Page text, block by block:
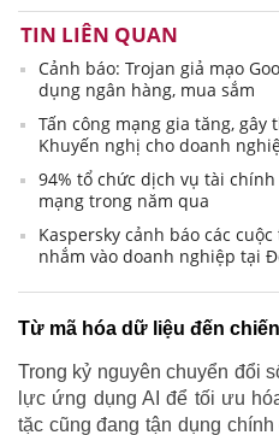
TIN LIÊN QUAN
Cảnh báo: Trojan giả mạo
dụng ngân hàng, mua sắm
Tấn công mạng gia tăng, gây
Khuyến nghị cho doanh
94% tổ chức dịch vụ tài
mạng trong năm qua
Kaspersky cảnh báo các
nhắm vào doanh nghiệp tại
Từ mã hóa dữ liệu đến
Trong kỷ nguyên chuyển đổi
lực ứng dụng AI để tối ưu
tặc cũng đang tận dụng